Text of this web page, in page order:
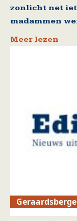
zonlicht net
madammen
Meer lezen